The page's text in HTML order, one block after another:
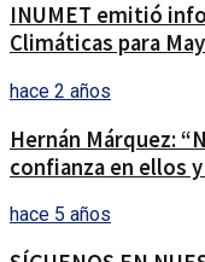
INUMET emitió
Climáticas para
hace 2 años
Hernán Márquez:
confianza en ellos
hace 5 años